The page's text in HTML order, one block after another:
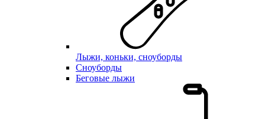
Лыжи, коньки, сноуборды
Сноуборды
Беговые лыжи